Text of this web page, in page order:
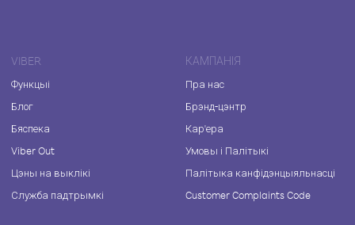
VIBER
Функцыі
Блог
Бяспека
Viber Out
Цэны на выклікі
Служба падтрымкі
КАМПАНІЯ
Пра нас
Брэнд-цэнтр
Кар'ера
Умовы і Палітыкі
Палітыка канфідэнцыяльнасці
Customer Complaints Code